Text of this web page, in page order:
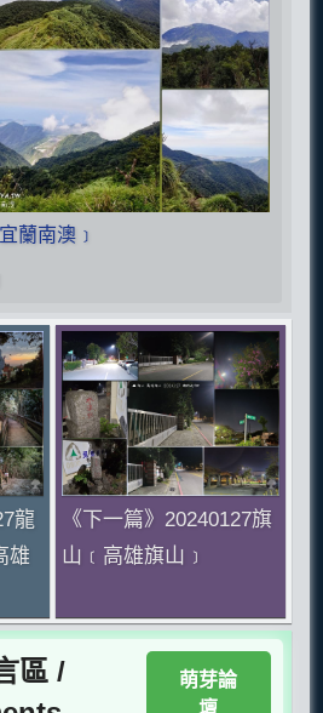
蘭南澳﹞
龍
雄
《下一篇》20240127旗
山﹝高雄旗山﹞
區 /
萌芽論
壇